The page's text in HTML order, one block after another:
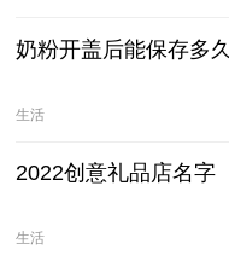
奶粉开盖后能保存多久
生活
2022创意礼品店名字
生活